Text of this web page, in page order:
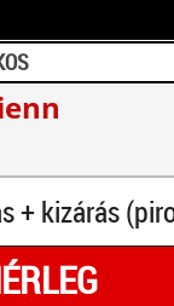
+ kizárás